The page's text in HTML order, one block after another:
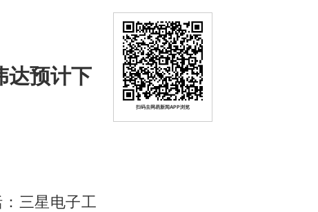
达预计下
三星电子工
扫码去网易新闻APP浏览